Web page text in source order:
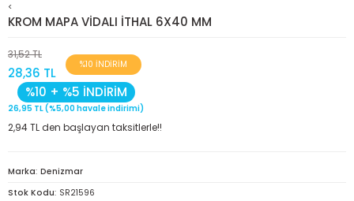
<
KROM MAPA VİDALI İTHAL 6X40 MM
31,52 TL
28,36 TL
%10 İNDİRİM
%10 + %5 İNDİRİM
26,95 TL (%5,00 havale indirimi)
2,94 TL den başlayan taksitlerle!!
Marka Denizmar
Stok Kodu SR21596